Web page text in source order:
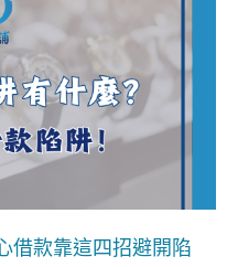
借款靠這四招避開陷